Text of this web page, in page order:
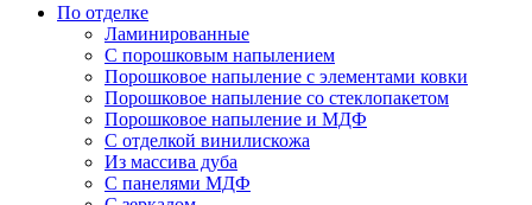
По отделке
Ламинированные
С порошковым напылением
Порошковое напыление с элементами ковки
Порошковое напыление со стеклопакетом
Порошковое напыление и МДФ
С отделкой винилискожа
Из массива дуба
С панелями МДФ